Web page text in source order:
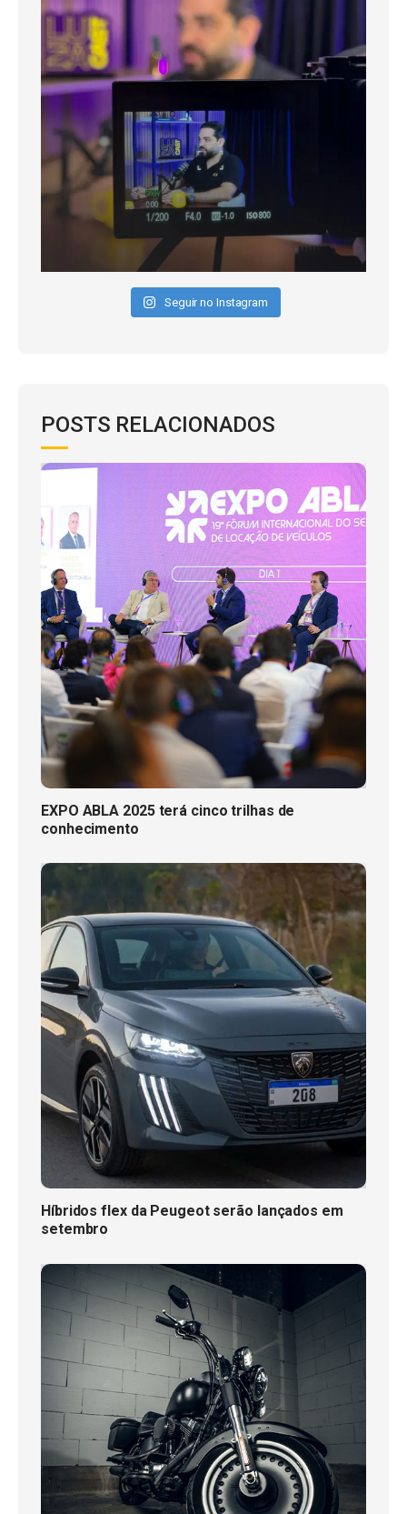
Seguir no Instagram
POSTS RELACIONADOS
EXPO ABLA 2025 terá cinco trilhas de
conhecimento
Híbridos flex da Peugeot serão lançados em
setembro